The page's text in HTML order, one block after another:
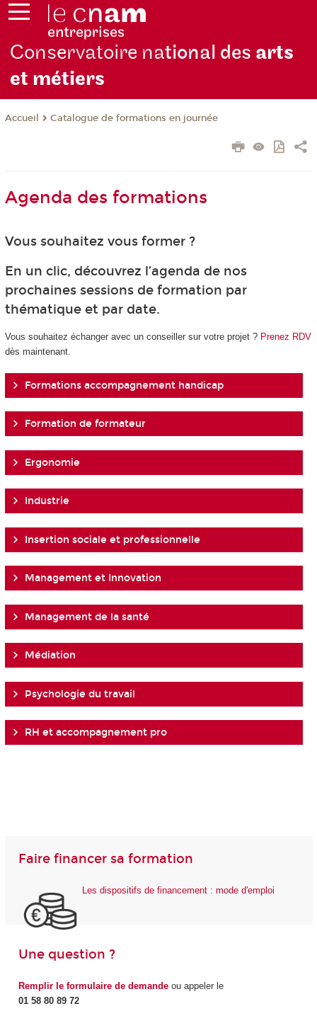
Conservatoire national des arts
et métiers
Accueil Catalogue de formations en journée
Agenda des formations
Vous souhaitez vous former ?
En un clic, découvrez l’agenda de nos
prochaines sessions de formation par
thématique et par date.
Vous souhaitez échanger avec un conseiller sur votre projet ? Prenez RDV
dès maintenant.
Formations accompagnement handicap
Formation de formateur
Ergonomie
Industrie
Insertion sociale et professionnelle
Management et Innovation
Management de la santé
Médiation
Psychologie du travail
RH et accompagnement pro
Faire financer sa formation
Les dispositifs de financement : mode d'emploi
Une question ?
Remplir le formulaire de demandeou appeler le
01 58 80 89 72